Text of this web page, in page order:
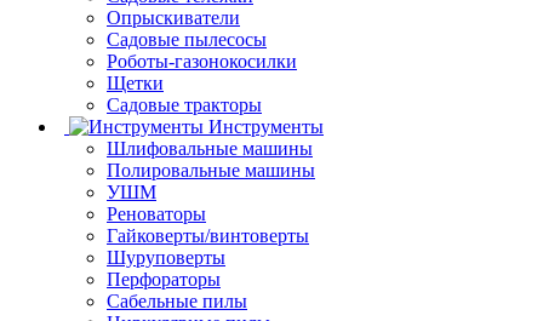
Опрыскиватели
Садовые пылесосы
Роботы-газонокосилки
Щетки
Садовые тракторы
Инструменты
Шлифовальные машины
Полировальные машины
УШМ
Реноваторы
Гайковерты/винтоверты
Шуруповерты
Перфораторы
Сабельные пилы